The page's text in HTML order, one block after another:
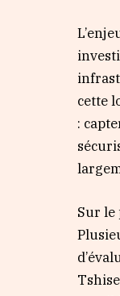
cette
:
Sur le